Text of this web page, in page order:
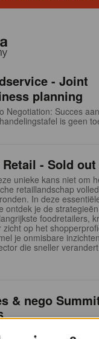
- Joint
planning
Negotiation: Succes
is geen
- Sold out
unieke kans niet om
retaillandschap
In deze
ontdek je de
foodretailers,
zicht op het
je onmisbare
die sneller
& nego